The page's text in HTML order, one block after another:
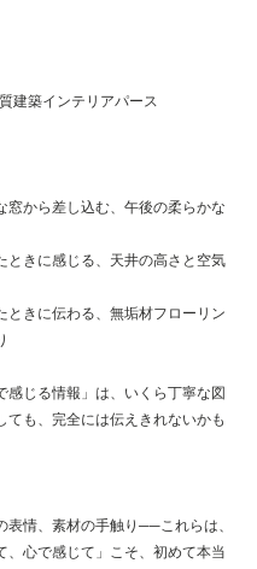
建築インテリアパース
窓から差し込む、午後の柔らかな
ときに感じる、天井の高さと空気
ときに伝わる、無垢材フローリン
感じる情報」は、いくら丁寧な図
ても、完全には伝えきれないかも
表情、素材の手触り──これらは、
、心で感じて」こそ、初めて本当